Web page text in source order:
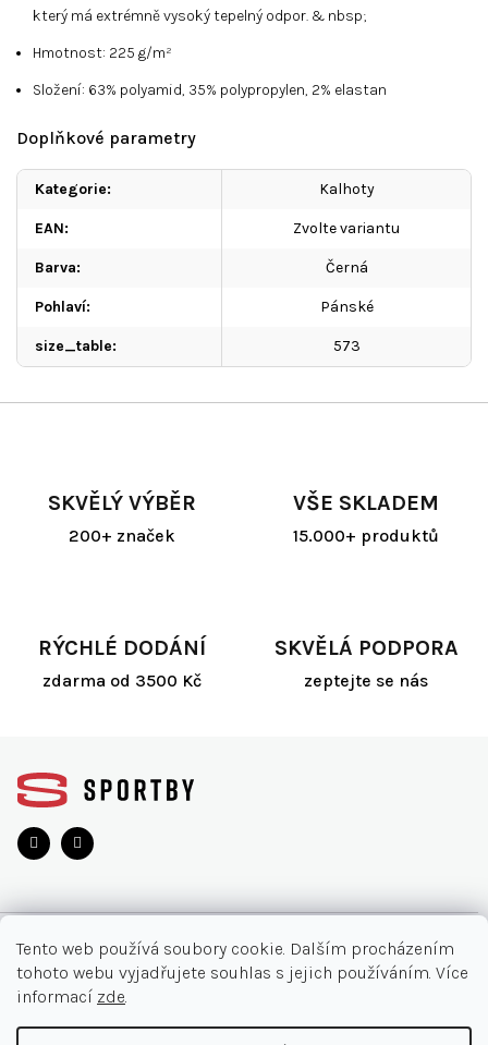
Tento web používá soubory cookie. Dalším procházením
tohoto webu vyjadřujete souhlas s jejich používáním. Více
informací zde.
SKVĚLÝ VÝBĚR
200+ značek
VŠE SKLADEM
15.000+ produktů
RÝCHLÉ DODÁNÍ
zdarma od 3500 Kč
SKVĚLÁ PODPORA
zeptejte se nás
který má extrémně vysoký tepelný odpor. & nbsp;
Hmotnost: 225 g/m²
Složení: 63% polyamid, 35% polypropylen, 2% elastan
Doplňkové parametry
Kategorie: Kalhoty
EAN: Zvolte variantu
Barva: Černá
Pohlaví: Pánské
size_table: 573
O NÁKUPU
Akce
Nejčastější otázky
INFORMACE